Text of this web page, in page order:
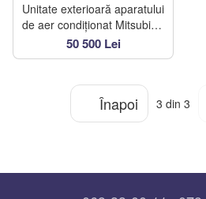
Unitate exterioară aparatului
de aer condiționat Mitsubishi
Electric MXZ-3HA50VF
50 500 Lei
Înapoi 3 din 3